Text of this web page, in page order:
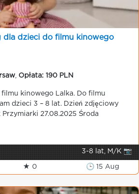
dla dzieci do filmu kinowego
Opłata: 190 PLN
kinowego Lalka. Do filmu
dzieci 3 – 8 lat. Dzień zdjęciowy
27.08.2025 Środa
3-8 lat, M/K 📷
★ 0 🕒 15 Aug